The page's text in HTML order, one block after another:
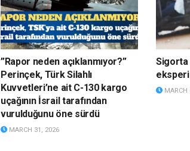
”Rapor neden açıklanmıyor?”
Perinçek, Türk Silahlı
Kuvvetleri’ne ait C-130 kargo
uçağının İsrail tarafından
vurulduğunu öne sürdü
MARCH 31, 2026
MARCH